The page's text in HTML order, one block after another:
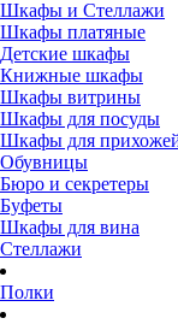
Шкафы и Стеллажи
Шкафы платяные
Детские шкафы
Книжные шкафы
Шкафы витрины
Шкафы для посуды
Шкафы для
Обувницы
Бюро и секретеры
Буфеты
Шкафы для вина
Стеллажи
Полки